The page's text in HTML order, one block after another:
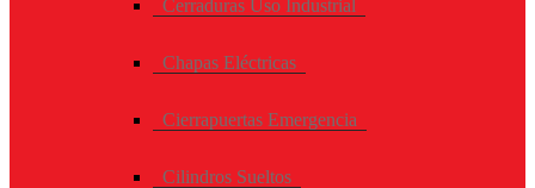
Cerraduras Uso Industrial
Chapas Eléctricas
Cierrapuertas Emergencia
Cilindros Sueltos